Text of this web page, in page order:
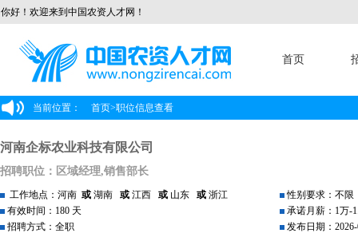
你好！欢迎来到中国农资人才网！
首页
当前位置： 首页>职位信息查看
河南企标农业科技有限公司
招聘职位：区域经理,销售部长
工作地点：河南 或 湖南 或 江西 或 山东 或 浙江
有效时间：180 天
招聘方式：全职
性别要求：不限
承诺月薪：1万-
发布日期：